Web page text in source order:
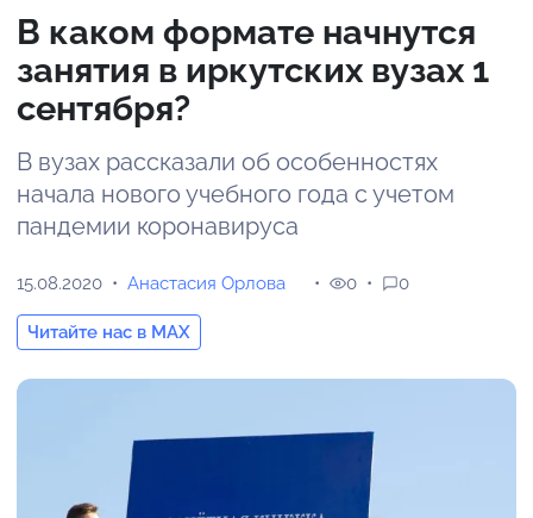
В каком формате начнутся
занятия в иркутских вузах 1
сентября?
В вузах рассказали об особенностях
начала нового учебного года с учетом
пандемии коронавируса
15.08.2020 Анастасия Орлова
Читайте нас в MAX
0 0